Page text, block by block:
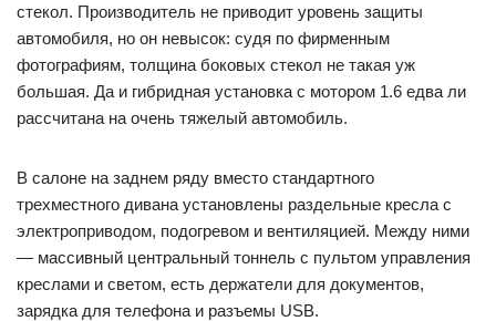
стекол. Производитель не приводит уровень защиты
автомобиля, но он невысок: судя по фирменным
фотографиям, толщина боковых стекол не такая уж
большая. Да и гибридная установка с мотором 1.6 едва ли
рассчитана на очень тяжелый автомобиль.
В салоне на заднем ряду вместо стандартного
трехместного дивана установлены раздельные кресла с
электроприводом, подогревом и вентиляцией. Между ними
— массивный центральный тоннель с пультом управления
креслами и светом, есть держатели для документов,
зарядка для телефона и разъемы USB.